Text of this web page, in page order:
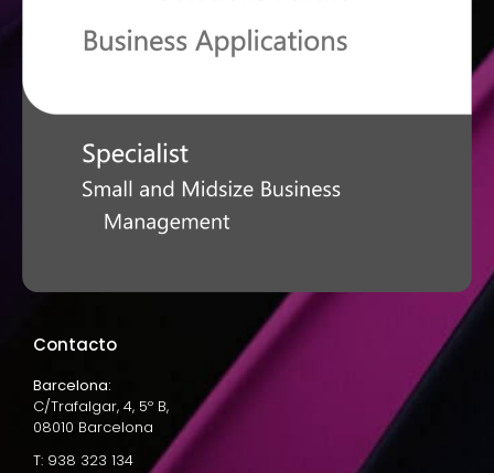
Contacto
Barcelona:
C/Trafalgar, 4, 5º B,
08010 Barcelona
T: 938 323 134